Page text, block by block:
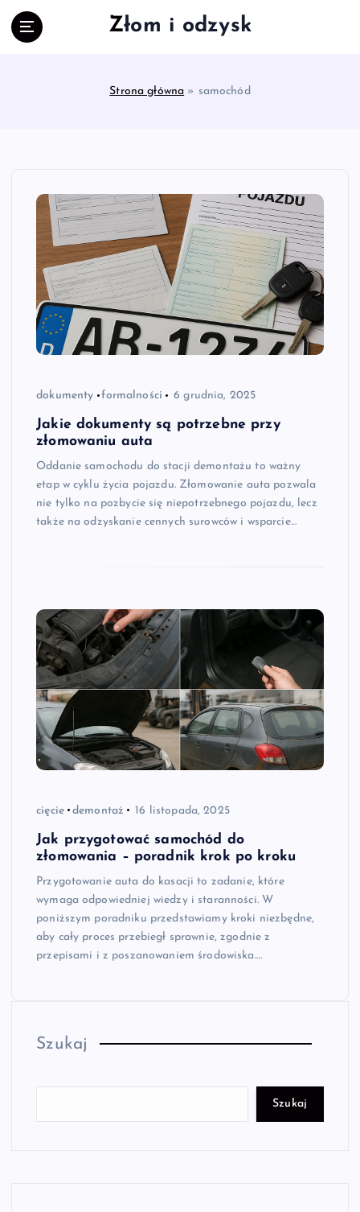
Złom i odzysk
Strona główna » samochód
dokumenty formalności 6 grudnia, 2025
Jakie dokumenty są potrzebne przy
złomowaniu auta
Oddanie samochodu do stacji demontażu to ważny
etap w cyklu życia pojazdu. Złomowanie auta pozwala
nie tylko na pozbycie się niepotrzebnego pojazdu, lecz
także na odzyskanie cennych surowców i wsparcie…
cięcie demontaż 16 listopada, 2025
Jak przygotować samochód do
złomowania – poradnik krok po kroku
Przygotowanie auta do kasacji to zadanie, które
wymaga odpowiedniej wiedzy i staranności. W
poniższym poradniku przedstawiamy kroki niezbędne,
aby cały proces przebiegł sprawnie, zgodnie z
przepisami i z poszanowaniem środowiska.…
Szukaj
Szukaj